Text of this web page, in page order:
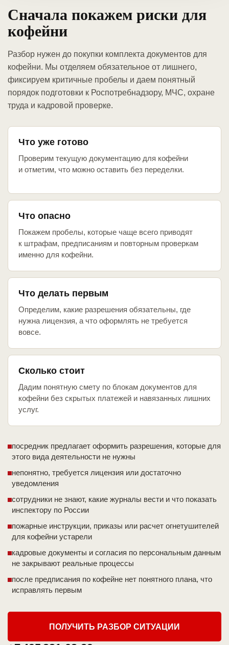
Сначала покажем риски для
кофейни
Разбор нужен до покупки комплекта документов для
кофейни. Мы отделяем обязательное от лишнего,
фиксируем критичные пробелы и даем понятный
порядок подготовки к Роспотребнадзору, МЧС, охране
труда и кадровой проверке.
Что уже готово
Проверим текущую документацию для кофейни
и отметим, что можно оставить без переделки.
Что опасно
Покажем пробелы, которые чаще всего приводят
к штрафам, предписаниям и повторным проверкам
именно для кофейни.
Что делать первым
Определим, какие разрешения обязательны, где
нужна лицензия, а что оформлять не требуется
вовсе.
Сколько стоит
Дадим понятную смету по блокам документов для
кофейни без скрытых платежей и навязанных лишних
услуг.
посредник предлагает оформить разрешения, которые для
этого вида деятельности не нужны
непонятно, требуется лицензия или достаточно
уведомления
сотрудники не знают, какие журналы вести и что показать
инспектору по России
пожарные инструкции, приказы или расчет огнетушителей
для кофейни устарели
кадровые документы и согласия по персональным данным
не закрывают реальные процессы
после предписания по кофейне нет понятного плана, что
исправлять первым
ПОЛУЧИТЬ РАЗБОР СИТУАЦИИ